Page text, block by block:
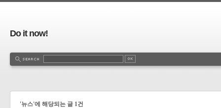
Do it now!
'뉴스'에 해당되는 글 1건